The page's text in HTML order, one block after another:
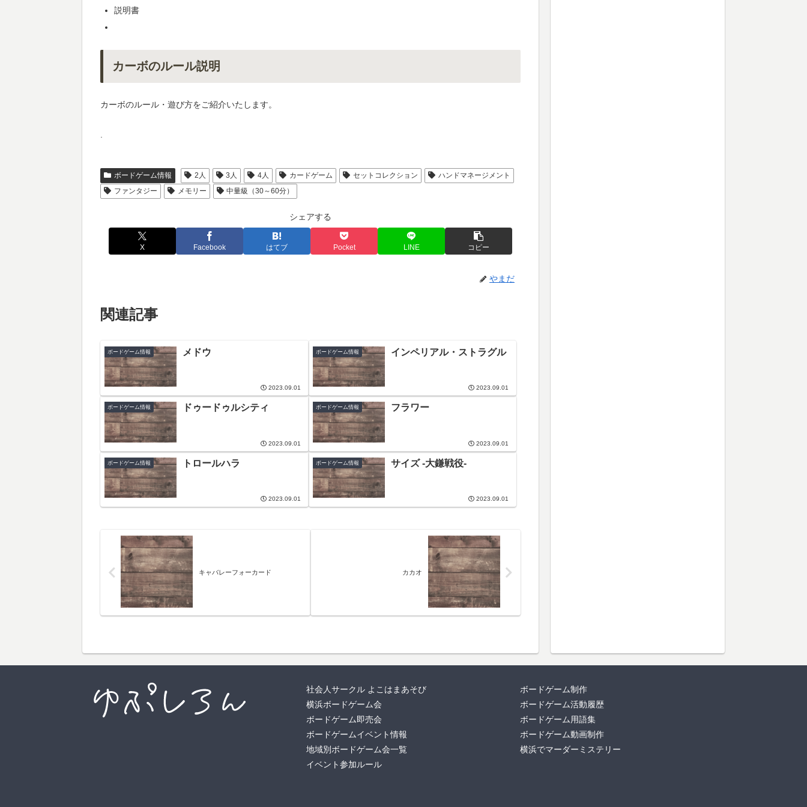
説明書
カーボのルール説明
カーボのルール・遊び方をご紹介いたします。
.
ボードゲーム情報 2人 3人 4人 カードゲーム セットコレクション
ハンドマネージメント
ファンタジー
メモリー 中量級（30～60分）
シェアする
X Facebook はてブ Pocket LINE コピー
やまだ
関連記事
ボードゲーム情報 メドウ
2023.09.01
ボードゲーム情報 インペリアル・ストラグル
2023.09.01
ボードゲーム情報 ドゥードゥルシティ
2023.09.01
ボードゲーム情報 フラワー
2023.09.01
ボードゲーム情報 トロールハラ
2023.09.01
ボードゲーム情報 サイズ -大鎌戦役-
2023.09.01
キャバレーフォーカード カカオ
社会人サークル よこはまあそび
横浜ボードゲーム会
ボードゲーム即売会
ボードゲームイベント情報
地域別ボードゲーム会一覧
イベント参加ルール
ボードゲーム制作
ボードゲーム活動履歴
ボードゲーム用語集
ボードゲーム動画制作
横浜でマーダーミステリー